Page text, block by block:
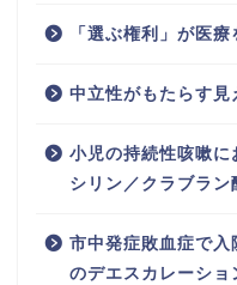
「選ぶ権利」が医療
中立性がもたらす見
小児の持続性咳嗽に
シリン／クラブラン
市中発症敗血症で入
のデエスカレーショ